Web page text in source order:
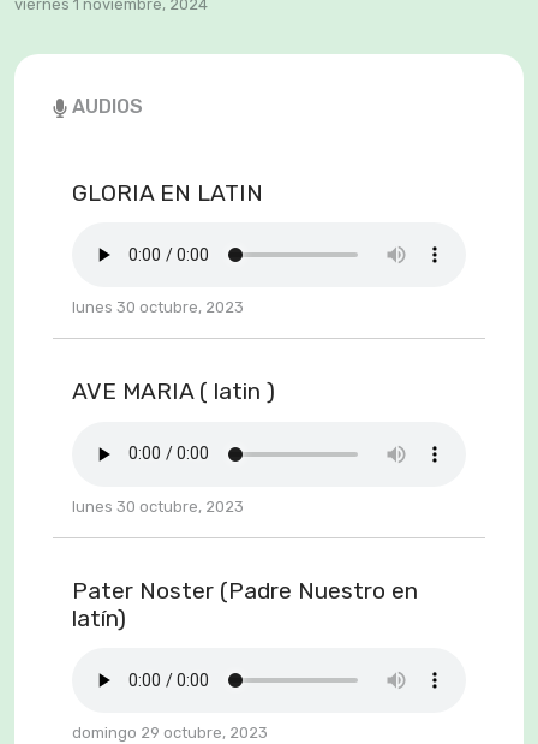
viernes 1 noviembre, 2024
AUDIOS
GLORIA EN LATIN
lunes 30 octubre, 2023
AVE MARIA ( latin )
lunes 30 octubre, 2023
Pater Noster (Padre Nuestro en
latín)
domingo 29 octubre, 2023